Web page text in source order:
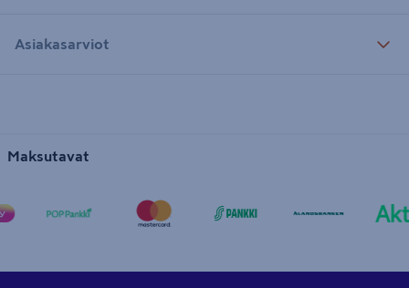
Asiakasarviot
Maksutavat